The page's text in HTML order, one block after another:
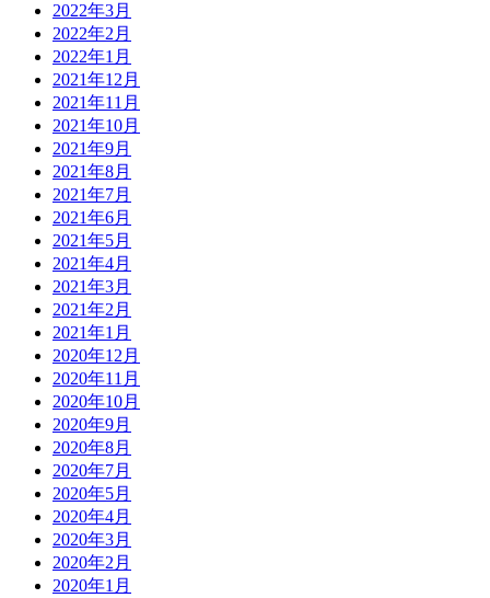
2022年3月
2022年2月
2022年1月
2021年12月
2021年11月
2021年10月
2021年9月
2021年8月
2021年7月
2021年6月
2021年5月
2021年4月
2021年3月
2021年2月
2021年1月
2020年12月
2020年11月
2020年10月
2020年9月
2020年8月
2020年7月
2020年5月
2020年4月
2020年3月
2020年2月
2020年1月